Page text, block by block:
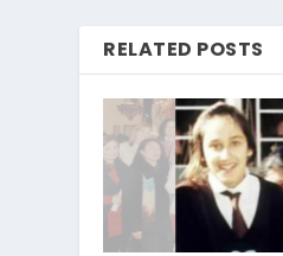
RELATED POSTS